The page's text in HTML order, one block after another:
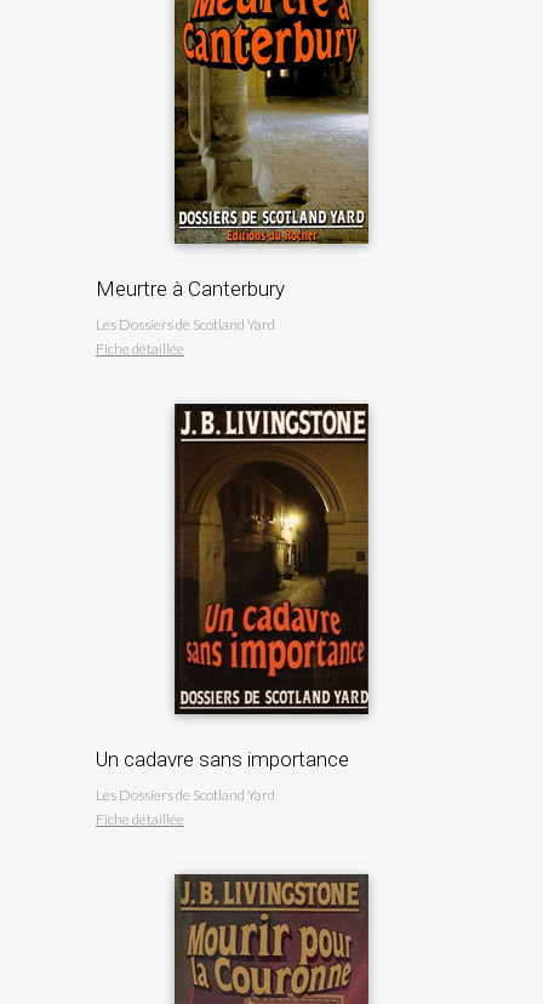
Meurtre à Canterbury
Les Dossiers de Scotland Yard
Fiche détaillée
Un cadavre sans importance
Les Dossiers de Scotland Yard
Fiche détaillée